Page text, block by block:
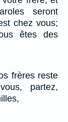
seront
chez vous;
êtes des
frères reste
partez,